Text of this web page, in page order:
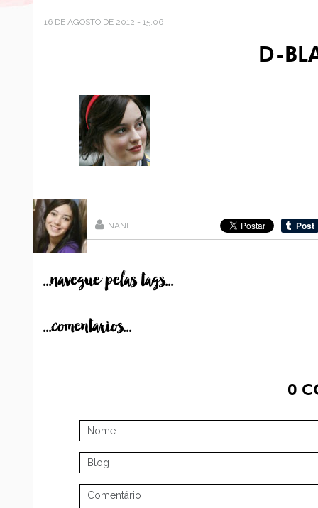
16 DE AGOSTO DE 2012 - 15:06
D-
NANI
...navegue pelas tags...
...comentarios...
0